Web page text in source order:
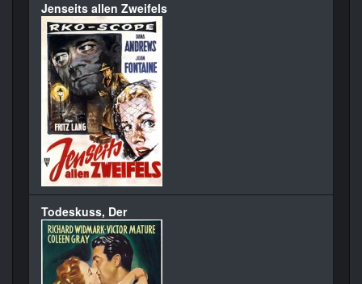
Jenseits allen Zweifels
Todeskuss, Der